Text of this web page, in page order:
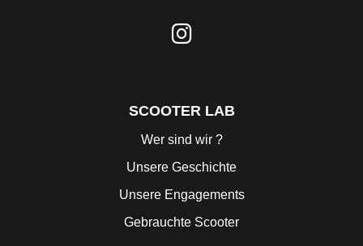
SCOOTER LAB
Wer sind wir ?
Unsere Geschichte
Unsere Engagements
Gebrauchte Scooter